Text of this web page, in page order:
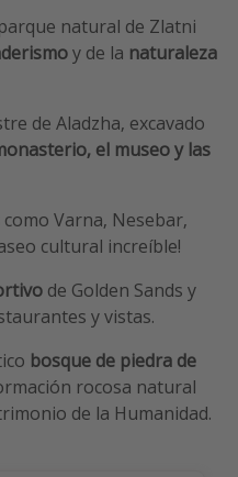
natural de Zlatni
y de la naturaleza
de Aladzha, excavado
el museo y las
como Varna, Nesebar,
cultural increíble!
de Golden Sands y
y vistas.
bosque de piedra de
rocosa natural
de la Humanidad.